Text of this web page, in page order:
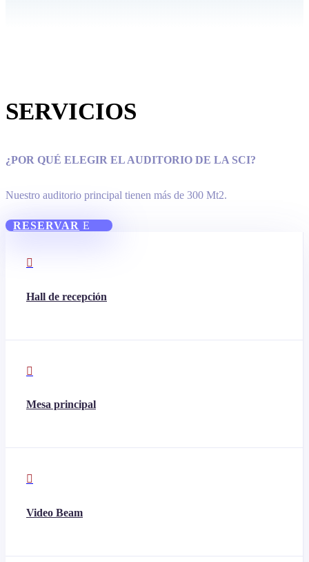
SERVICIOS
¿POR QUÉ ELEGIR EL AUDITORIO DE LA SCI?
Nuestro auditorio principal tienen más de 300 Mt2.
RESERVAR

Hall de recepción

Mesa principal

Video Beam